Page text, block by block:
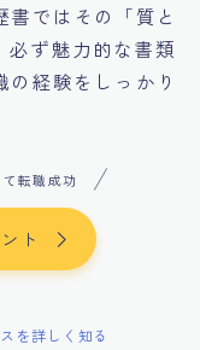
ではその「質と
必ず魅力的な書類
経験をしっかり
転職成功
ト
を詳しく知る